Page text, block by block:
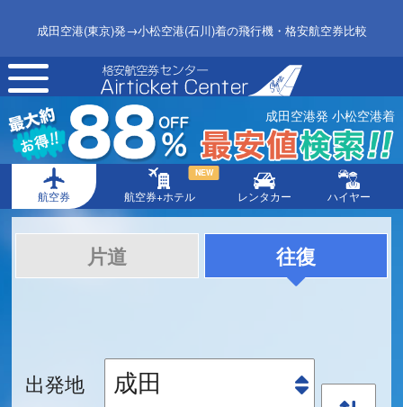
成田空港(東京)発→小松空港(石川)着の飛行機・格安航空券比較
toggle
navigation
成田空港発 小松空港着
航空券 航空券+ホテル
NEW
レンタカー ハイヤー
片道 往復
出発地